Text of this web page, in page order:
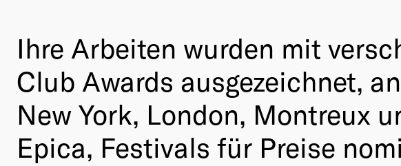
Ihre Arbeiten wurden mit
Club Awards ausgezeichnet,
New York, London, Montreux
Epica, Festivals für Preise